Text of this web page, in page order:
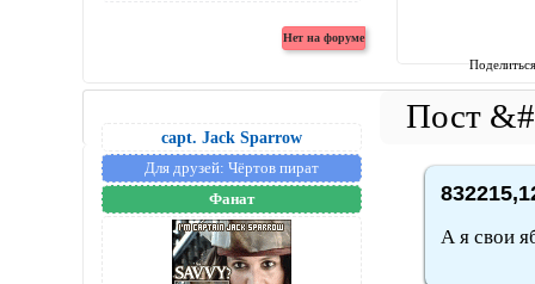
capt. Jack Sparrow
Для друзей: Чёртов пират
Фанат
А я свои